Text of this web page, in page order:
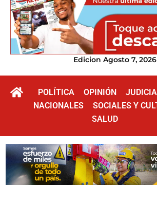
Edicion Agosto 7, 2026
POLÍTICA OPINIÓN
NACIONALES
SOCIALES Y
SALUD